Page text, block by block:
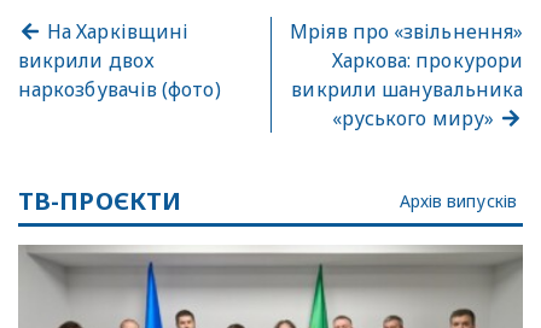
На Харківщині
викрили двох
наркозбувачів (фото)
Мріяв про «звільнення»
Харкова: прокурори
викрили шанувальника
«руського миру»
ТВ-ПРОЄКТИ Архів випусків